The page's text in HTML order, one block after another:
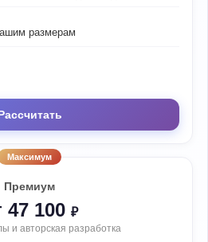
размерам
Максимум
Премиум
47 100 ₽
и авторская разработка